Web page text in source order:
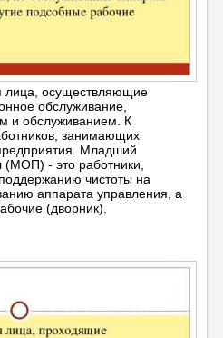
лица, осуществляющие
обслуживание,
и обслуживанием. К
занимающих
Младший
- это работники,
чистоты на
аппарата управления, а
(дворник).